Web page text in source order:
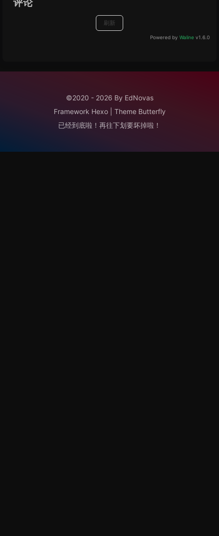
评论
刷新
Powered by Waline v1.6.0
©2020 - 2026 By EdNovas
Framework Hexo Theme Butterfly
已经到底啦！再往下划要坏掉啦！